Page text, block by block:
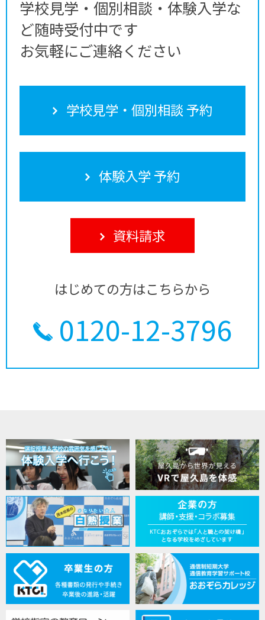
学校見学・個別相談・体験入学な
ど随時受付中です
お気軽にご連絡ください
学校見学・個別相談 予約
体験入学 予約
資料請求
はじめての方はこちらから
0120-12-3796